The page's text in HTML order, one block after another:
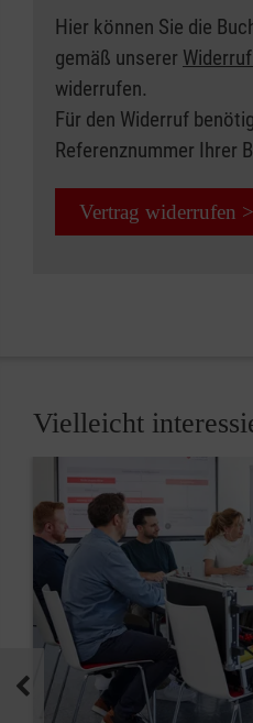
Hier können Sie die
gemäß unserer
widerrufen.
Für den Widerruf
Referenznummer Ihrer
Vertrag widerrufen >
Vielleicht